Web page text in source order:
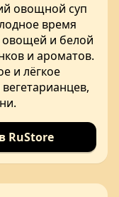
овощной суп
время
овощей и белой
и ароматов.
и лёгкое
RuStore